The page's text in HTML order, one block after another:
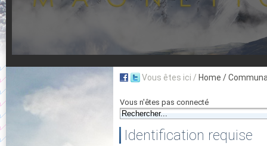
Vous êtes ici / Home /
Vous n'êtes pas connecté
Identification requise